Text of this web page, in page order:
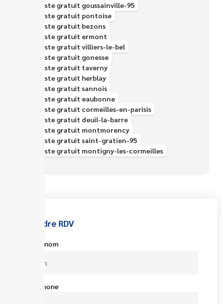
Épaviste gratuit goussainville-95
Épaviste gratuit pontoise
Épaviste gratuit bezons
Épaviste gratuit ermont
Épaviste gratuit villiers-le-bel
Épaviste gratuit gonesse
Épaviste gratuit taverny
Épaviste gratuit herblay
Épaviste gratuit sannois
Épaviste gratuit eaubonne
Épaviste gratuit cormeilles-en-parisis
Épaviste gratuit deuil-la-barre
Épaviste gratuit montmorency
Épaviste gratuit saint-gratien-95
Épaviste gratuit montigny-les-cormeilles
Prendre RDV
Votre nom
Téléphone